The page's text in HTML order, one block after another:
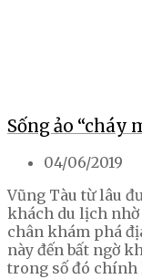
Sống ảo “cháy
04/06/2019
Vũng Tàu từ lâu
khách du lịch
chân khám phá
này đến bất ngờ
trong số đó chính